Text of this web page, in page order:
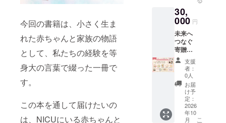
今回の書籍は、小さく生ま
れた赤ちゃんと家族の物語
として、私たちの経験を等
身大の言葉で綴った一冊で
す。
この本を通して届けたいの
は、NICUにいる赤ちゃんと
です。
読むだ
けで
も、同
じ想い
を持つ
方とゆ
るやか
につな
がれる
場にな
れば嬉
しいで
す。
の本
が、少
しでも
心が軽
くなる
きっか
けや、
理解を
深める
一冊と
なるこ
とを
願って
いま
モノ〜
664gの
命と
NICU60
0日〜』
を5冊、
必要と
してい
る場所
へお届
けしま
す。 5
冊とい
う形で
30,
000 円
未来へ
つなぐ
寄贈プ
ラン
【書籍
10冊寄
贈＋オ
ンライ
ン交流
会＋
オープ
支援
者：
0人
お届
け予
定：
2026
年10
月
こ